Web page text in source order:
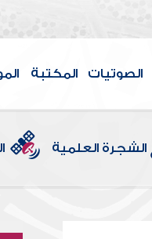
الصوتيات المكتبة
الشجرة العلمية